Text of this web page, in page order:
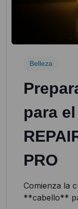
Belleza
para
PRO
Comienza la
**cabello**